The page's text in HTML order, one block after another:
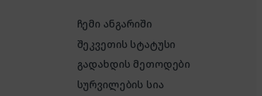
ჩემი ანგარიში
შეკვეთის სტატუსი
გადახდის მეთოდები
სურვილების სია